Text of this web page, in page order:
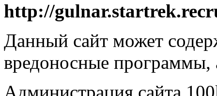
http://
Данный сайт может
вредоносные программы,